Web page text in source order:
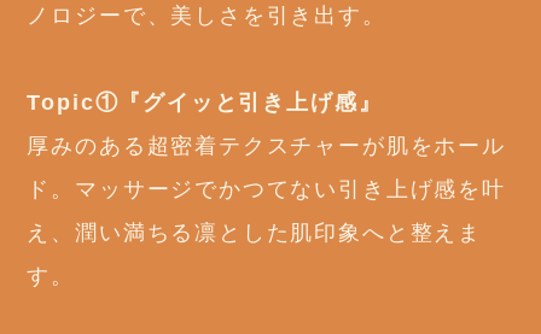
ノロジーで、美しさを引き出す。
Topic①『グイッと引き上げ感』
厚みのある超密着テクスチャーが肌をホール
ド。マッサージでかつてない引き上げ感を叶
え、潤い満ちる凛とした肌印象へと整えま
す。